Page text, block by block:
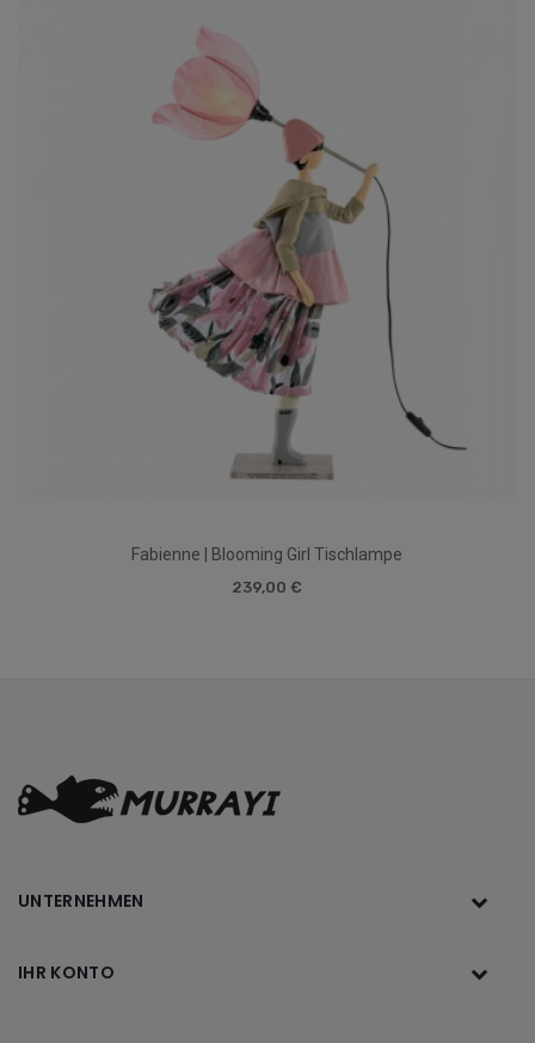
Fabienne | Blooming Girl Tischlampe
239,00 €
UNTERNEHMEN
IHR KONTO